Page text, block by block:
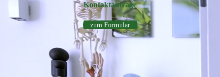
Kontakt­anfrage
zum Formular